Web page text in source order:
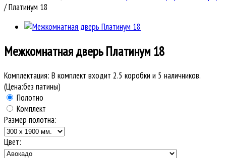
/Платинум 18
Межкомнатная дверь Платинум 18
Комплектация: В комплект входит 2.5 коробки и 5 наличников.
(Цена:без патины)
Полотно
Комплект
Размер полотна:
Цвет: